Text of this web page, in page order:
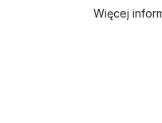
Więcej